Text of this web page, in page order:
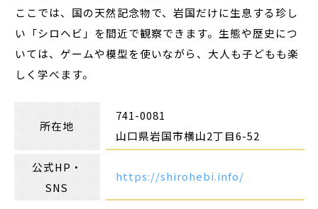
ここでは、国の天然記念物で、岩国だけに生息する珍し
い「シロヘビ」を間近で観察できます。生態や歴史につ
いては、ゲームや模型を使いながら、大人も子どもも楽
しく学べます。
所在地
741-0081
山口県岩国市横山2丁目6-52
公式HP・
SNS
https://shirohebi.info/